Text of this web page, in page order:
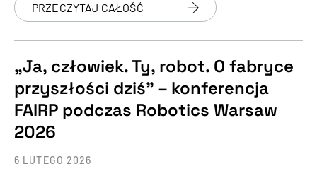
PRZECZYTAJ CAŁOŚĆ
„Ja, człowiek. Ty, robot. O fabryce
przyszłości dziś” – konferencja
FAIRP podczas Robotics Warsaw
2026
6 LUTEGO 2026